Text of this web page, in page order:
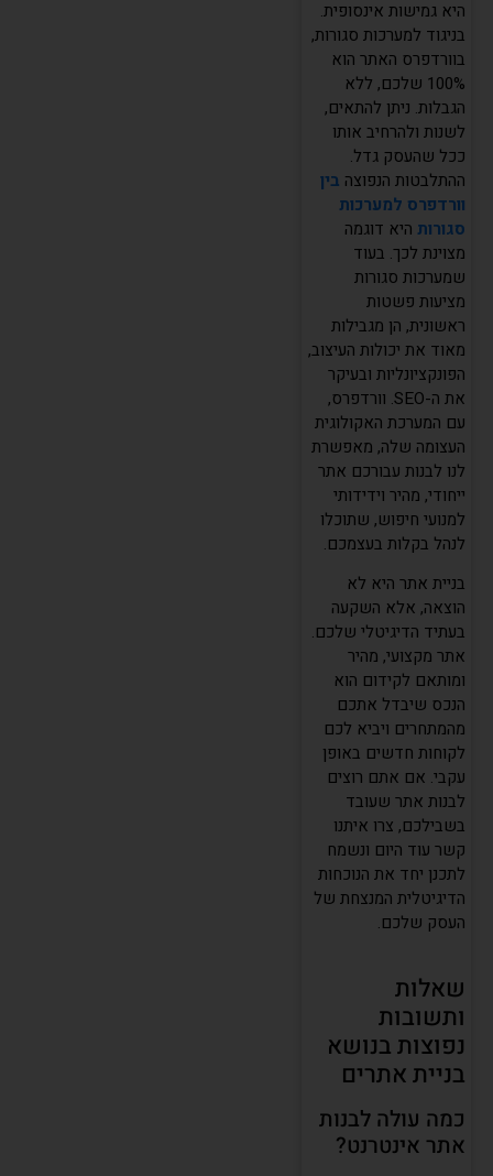
היא גמישות אינסופית.
בניגוד למערכות סגורות,
בוורדפרס האתר הוא
100% שלכם, ללא
הגבלות. ניתן להתאים,
לשנות ולהרחיב אותו
ככל שהעסק גדל.
ההתלבטות הנפוצה בין
וורדפרס למערכות
סגורות היא דוגמה
מצוינת לכך. בעוד
שמערכות סגורות
מציעות פשטות
ראשונית, הן מגבילות
מאוד את יכולות העיצוב,
הפונקציונליות ובעיקר
את ה-SEO. וורדפרס,
עם המערכת האקולוגית
העצומה שלה, מאפשרת
לנו לבנות עבורכם אתר
ייחודי, מהיר וידידותי
למנועי חיפוש, שתוכלו
לנהל בקלות בעצמכם.
בניית אתר היא לא
הוצאה, אלא השקעה
בעתיד הדיגיטלי שלכם.
אתר מקצועי, מהיר
ומותאם לקידום הוא
הנכס שיבדל אתכם
מהמתחרים ויביא לכם
לקוחות חדשים באופן
עקבי. אם אתם רוצים
לבנות אתר שעובד
בשבילכם, צרו איתנו
קשר עוד היום ונשמח
לתכנן יחד את הנוכחות
הדיגיטלית המנצחת של
העסק שלכם.
שאלות
ותשובות
נפוצות בנושא
בניית אתרים
כמה עולה לבנות
אתר אינטרנט?